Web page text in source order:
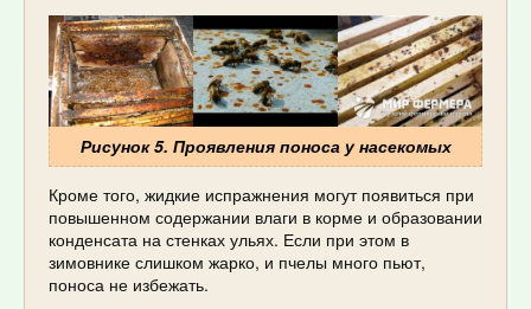
Рисунок 5. Проявления поноса у насекомых
Кроме того, жидкие испражнения могут появиться при
повышенном содержании влаги в корме и образовании
конденсата на стенках ульях. Если при этом в
зимовнике слишком жарко, и пчелы много пьют,
поноса не избежать.